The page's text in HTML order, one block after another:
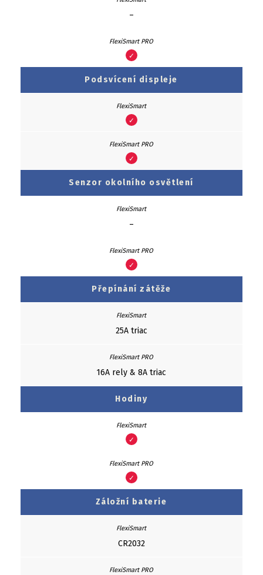
–
✓
Podsvícení displeje
✓
✓
Senzor okolního osvětlení
–
✓
Přepínání zátěže
25A triac
16A rely & 8A triac
Hodiny
✓
✓
Záložní baterie
CR2032